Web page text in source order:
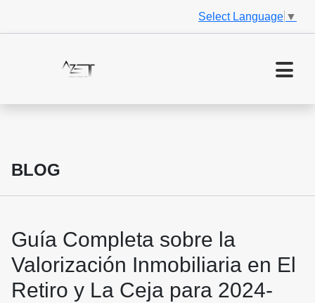
Select Language ▼
BLOG
Guía Completa sobre la
Valorización Inmobiliaria en El
Retiro y La Ceja para 2024-